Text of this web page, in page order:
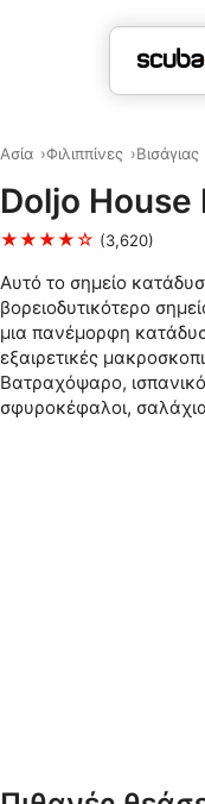
Ασία Φιλιππίνες Βισάγιας
Doljo House
★★★★☆ (3,620)
Αυτό το σημείο
βορειοδυτικότερο
μια πανέμορφη
εξαιρετικές
Βατραχόψαρο,
σφυροκέφαλοι,